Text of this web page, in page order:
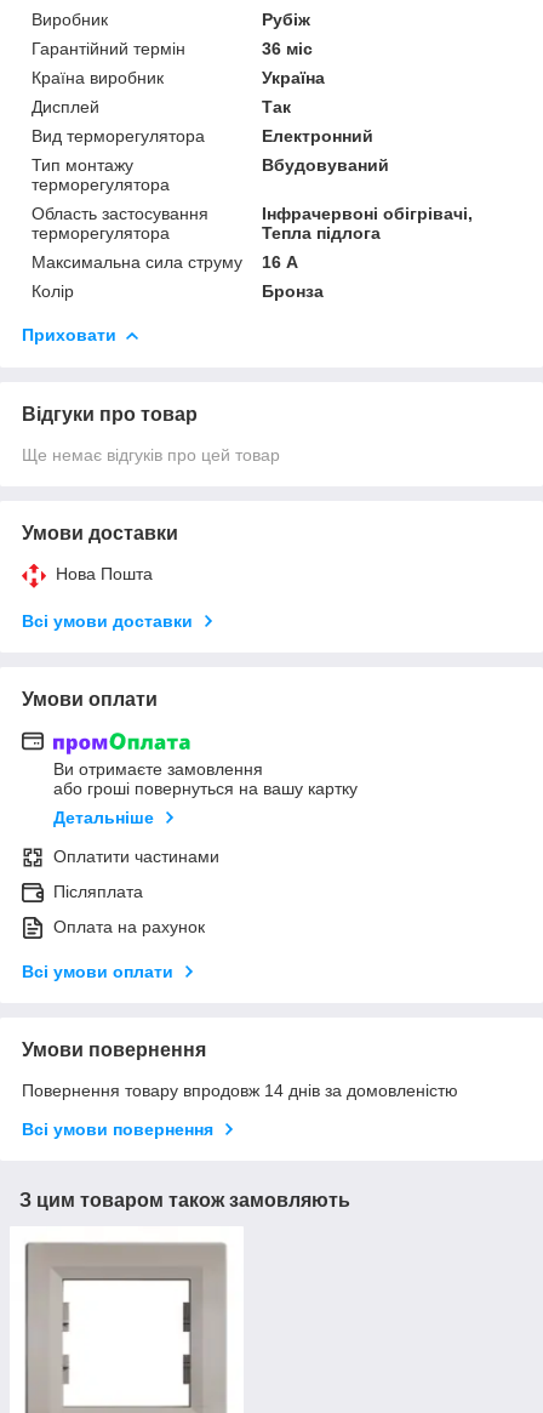
Виробник
Рубіж
Гарантійний термін
36 міс
Країна виробник
Україна
Дисплей
Так
Вид терморегулятора
Електронний
Тип монтажу
терморегулятора
Вбудовуваний
Область застосування
терморегулятора
Інфрачервоні обігрівачі,
Тепла підлога
Максимальна сила струму
16 А
Колір
Бронза
Приховати
Відгуки про товар
Ще немає відгуків про цей товар
Умови доставки
Нова Пошта
Всі умови доставки
Умови оплати
Ви отримаєте замовлення
або гроші повернуться на вашу картку
Детальніше
Оплатити частинами
Післяплата
Оплата на рахунок
Всі умови оплати
Умови повернення
Повернення товару впродовж 14 днів за домовленістю
Всі умови повернення
З цим товаром також замовляють